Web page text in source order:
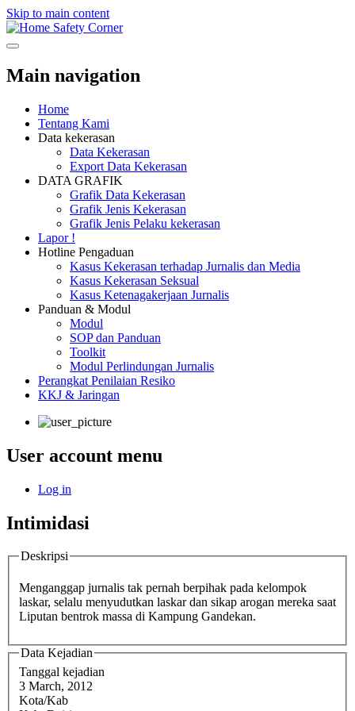
Skip to main content
Safety Corner
Main navigation
Home
Tentang Kami
Data kekerasan
Data Kekerasan
Export Data Kekerasan
DATA GRAFIK
Grafik Data Kekerasan
Grafik Jenis Kekerasan
Grafik Jenis Pelaku kekerasan
Lapor !
Hotline Pengaduan
Kasus Kekerasan terhadap Jurnalis dan Media
Kasus Kekerasan Seksual
Kasus Ketenagakerjaan Jurnalis
Panduan & Modul
Modul
SOP dan Panduan
Toolkit
Modul Perlindungan Jurnalis
Perangkat Penilaian Resiko
KKJ & Jaringan
User account menu
Log in
Intimidasi
Deskripsi
Menganggap jurnalis tak pernah berpihak pada kelompok
laskar, selalu menyudutkan laskar dan sikap arogan mereka saat
Liputan bentrok massa di Kampung Gandekan.
Data Kejadian
Tanggal kejadian
3 March, 2012
Kota/Kab